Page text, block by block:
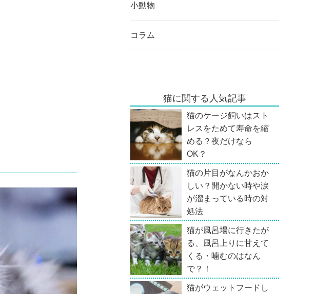
小動物
コラム
猫に関する人気記事
猫のケージ飼いはスト
レスをためて寿命を縮
める？夜だけなら
OK？
猫の片目がなんかおか
しい？開かない時や涙
が溜まっている時の対
処法
猫が風呂場に行きたが
る、風呂上りに甘えて
くる・噛むのはなん
で？！
猫がウェットフードし